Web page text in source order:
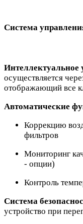
Система
Интеллектуальное
осуществляется
отображающий все
Автоматические
Коррекцию
фильтров
Мониторинг
- опции)
Контроль
Система
устройство при